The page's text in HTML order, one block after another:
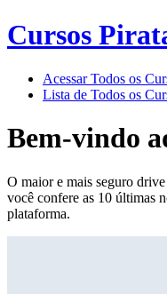
Cursos
Acessar Todos os
Lista de Todos os
Bem-vindo
O maior e mais seguro
você confere as 10 últimas
plataforma.